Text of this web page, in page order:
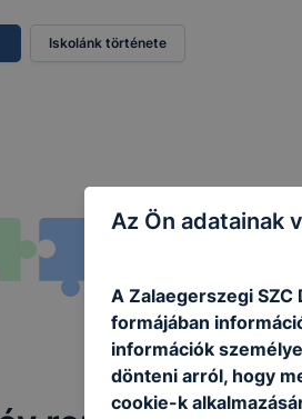
Iskolánk története
Az Ön adatainak
A Zalaegerszegi
formájában
információk
dönteni arról, hogy
cookie-k